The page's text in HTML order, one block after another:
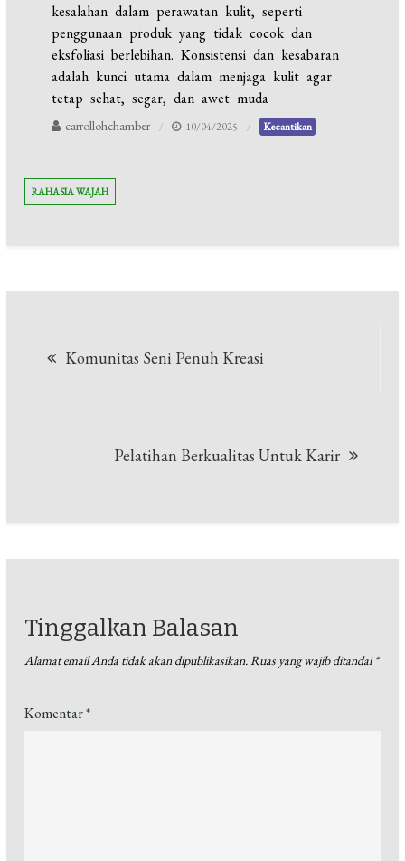
kesalahan dalam perawatan kulit, seperti
penggunaan produk yang tidak cocok dan
eksfoliasi berlebihan. Konsistensi dan kesabaran
adalah kunci utama dalam menjaga kulit agar
tetap sehat, segar, dan awet muda
carrollohchamber 10/04/2025 Kecantikan
RAHASIA WAJAH
Komunitas Seni Penuh Kreasi
Pelatihan Berkualitas Untuk Karir
Tinggalkan Balasan
Alamat email Anda tidak akan dipublikasikan.Ruas yang wajib ditandai*
Komentar*